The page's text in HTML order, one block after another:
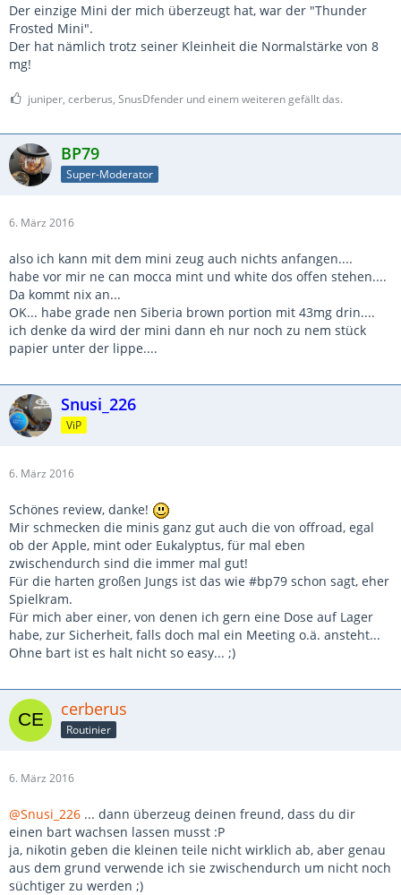
Der einzige Mini der mich überzeugt hat, war der "Thunder
Frosted Mini".
Der hat nämlich trotz seiner Kleinheit die Normalstärke von 8
mg!
juniper, cerberus, SnusDfender und einem weiteren gefällt das.
BP79
Super-Moderator
6. März 2016
also ich kann mit dem mini zeug auch nichts anfangen....
habe vor mir ne can mocca mint und white dos offen stehen....
Da kommt nix an...
OK... habe grade nen Siberia brown portion mit 43mg drin....
ich denke da wird der mini dann eh nur noch zu nem stück
papier unter der lippe....
Snusi_226
ViP
6. März 2016
Schönes review, danke!
Mir schmecken die minis ganz gut auch die von offroad, egal
ob der Apple, mint oder Eukalyptus, für mal eben
zwischendurch sind die immer mal gut!
Für die harten großen Jungs ist das wie #bp79 schon sagt, eher
Spielkram.
Für mich aber einer, von denen ich gern eine Dose auf Lager
habe, zur Sicherheit, falls doch mal ein Meeting o.ä. ansteht...
Ohne bart ist es halt nicht so easy... ;)
cerberus
Routinier
6. März 2016
@Snusi_226 ... dann überzeug deinen freund, dass du dir
einen bart wachsen lassen musst :P
ja, nikotin geben die kleinen teile nicht wirklich ab, aber genau
aus dem grund verwende ich sie zwischendurch um nicht noch
süchtiger zu werden ;)